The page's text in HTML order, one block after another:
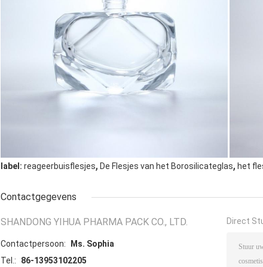
label: reageerbuisflesjes, De Flesjes van het Borosilicateglas, het
Contactgegevens
SHANDONG YIHUA PHARMA PACK CO., LTD.
Contactpersoon:
Ms. Sophia
Tel.:
86-13953102205
Direct